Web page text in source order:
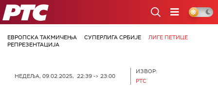
РТС
ЕВРОПСКА ТАКМИЧЕЊА СУПЕРЛИГА СРБИЈЕ
ЛИГЕ ПЕТИЦЕ
РЕПРЕЗЕНТАЦИЈА
НЕДЕЉА, 09.02.2025, 22:39 -> 23:00
ИЗВОР:
РТС